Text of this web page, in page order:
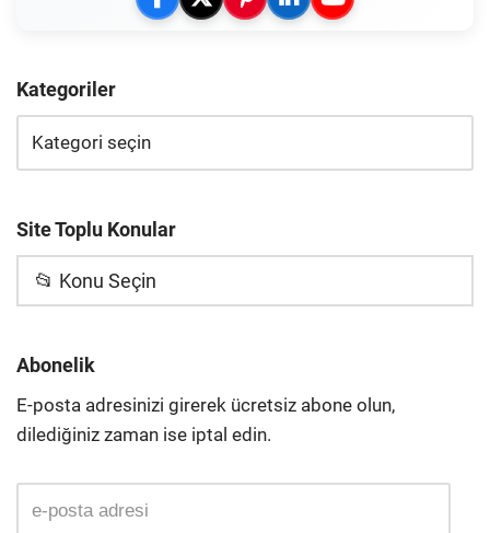
Kategoriler
Site Toplu Konular
📂 Konu Seçin
Abonelik
E-posta adresinizi girerek ücretsiz abone olun,
dilediğiniz zaman ise iptal edin.